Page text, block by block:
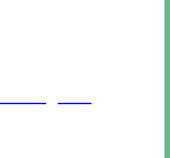
Digtere